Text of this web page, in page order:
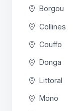
Borgou
Collines
Couffo
Donga
Littoral
Mono